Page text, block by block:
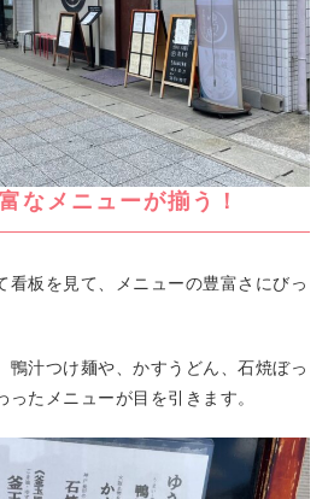
なメニューが揃う！
看板を見て、メニューの豊富さにびっ
鴨汁つけ麺や、かすうどん、石焼ぼっ
たメニューが目を引きます。